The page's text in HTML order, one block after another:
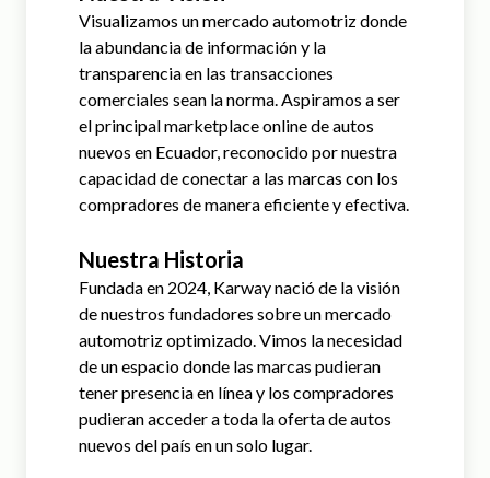
Visualizamos un mercado automotriz donde
la abundancia de información y la
transparencia en las transacciones
comerciales sean la norma. Aspiramos a ser
el principal marketplace online de autos
nuevos en Ecuador, reconocido por nuestra
capacidad de conectar a las marcas con los
compradores de manera eficiente y efectiva.
Nuestra Historia
Fundada en 2024, Karway nació de la visión
de nuestros fundadores sobre un mercado
automotriz optimizado. Vimos la necesidad
de un espacio donde las marcas pudieran
tener presencia en línea y los compradores
pudieran acceder a toda la oferta de autos
nuevos del país en un solo lugar.